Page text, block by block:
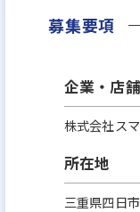
募集要項
企業・店
株式会社ス
所在地
三重県四日